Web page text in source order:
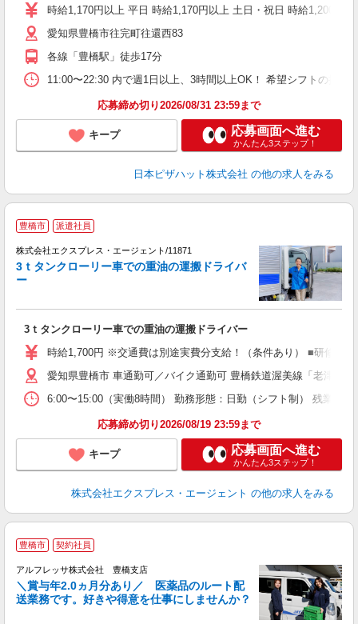
時給1,170円以上 平日 時給1,170円以上 土日・祝日 時給1,200円
愛知県豊橋市往完町往還西83
各線「豊橋駅」徒歩17分
11:00〜22:30 内で週1日以上、3時間以上OK！ 希望シフトの提出
応募締め切り2026/08/31 23:59まで
キープ 応募画面へ進む
かんたん3ステップ！
日本ピザハット株式会社 の他の求人をみる
豊橋市 派遣社員
株式会社エクスプレス・エージェント/11871
3ｔタンクローリー車での重油の運搬ドライバ
ー
3ｔタンクローリー車での重油の運搬ドライバー
時給1,700円 ※交通費は別途実費分支給！（条件あり） ■研修期
愛知県豊橋市 車通勤可／バイク通勤可 豊橋鉄道渥美線「老津駅
6:00〜15:00（実働8時間） 勤務形態：日勤（シフト制） 残業予
応募締め切り2026/08/19 23:59まで
キープ 応募画面へ進む
かんたん3ステップ！
株式会社エクスプレス・エージェント の他の求人をみる
豊橋市 契約社員
アルフレッサ株式会社 豊橋支店
＼賞与年2.0ヵ月分あり／ 医薬品のルート配
送業務です。好きや得意を仕事にしませんか？